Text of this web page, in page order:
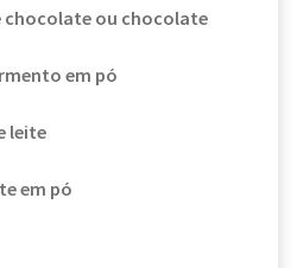
chocolate ou chocolate
em pó
leite
em pó